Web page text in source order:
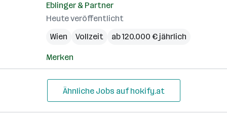
Eblinger & Partner
Heute veröffentlicht
Wien
Vollzeit ab 120.000 € jährlich
Merken
Ähnliche Jobs auf hokify.at